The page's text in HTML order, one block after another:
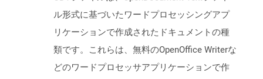
ル形式に基づいたワードプロセッシングアプ
リケーションで作成されたドキュメントの種
類です。これらは、無料のOpenOffice Writerな
どのワードプロセッサアプリケーションで作